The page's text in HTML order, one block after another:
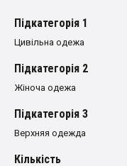
Пiдкатегорiя 1
Цивільна одежа
Пiдкатегорiя 2
Жіноча одежа
Пiдкатегорiя 3
Верхняя одежда
Кількість